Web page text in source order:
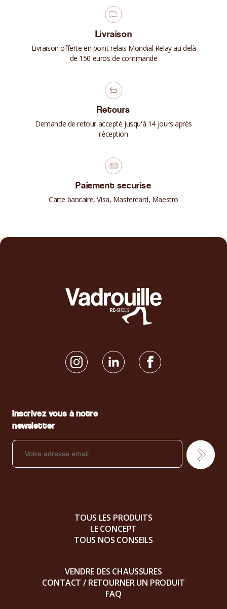
Livraison
Livraison offerte en point relais Mondial Relay au delà
de 150 euros de commande
Retours
Demande de retour accepté jusqu'à 14 jours après
réception
Paiement sécurisé
Carte bancaire, Visa, Mastercard, Maestro
Inscrivez vous à notre
newsletter
TOUS LES PRODUITS
LE CONCEPT
TOUS NOS CONSEILS
VENDRE DES CHAUSSURES
CONTACT / RETOURNER UN PRODUIT
FAQ